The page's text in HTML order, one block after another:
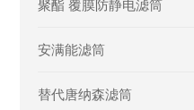
聚酯 覆膜防静电滤筒
安满能滤筒
替代唐纳森滤筒